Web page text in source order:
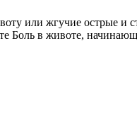
или жгучие острые и
Боль в животе,